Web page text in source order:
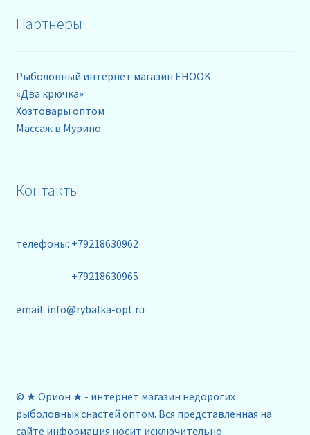
Партнеры
Рыболовный интернет магазин EHOOK
«Два крючка»
Хозтовары оптом
Массаж в Мурино
Контакты
телефоны: +79218630962
+79218630965
email: info@rybalka-opt.ru
© ★ Орион ★ - интернет магазин недорогих
рыболовных снастей оптом. Вся представленная на
сайте информация носит исключительно